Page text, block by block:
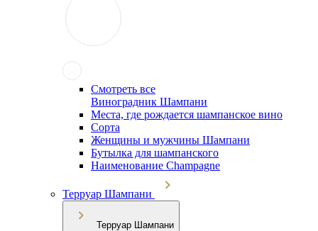
Смотреть все
Виноградник Шампани
Места, где рождается шампанское вино
Сорта
Женщины и мужчины Шампани
Бутылка для шампанского
Наименование Champagne
Терруар Шампани
Терруар Шампани